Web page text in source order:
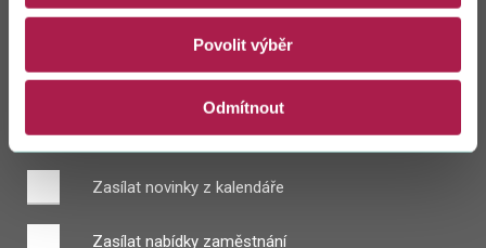
Povolit výběr
Odmítnout
Zůstaňte s námi
v kontaktu
Zasílat novinky z kalendáře
Zasílat nabídky zaměstnání